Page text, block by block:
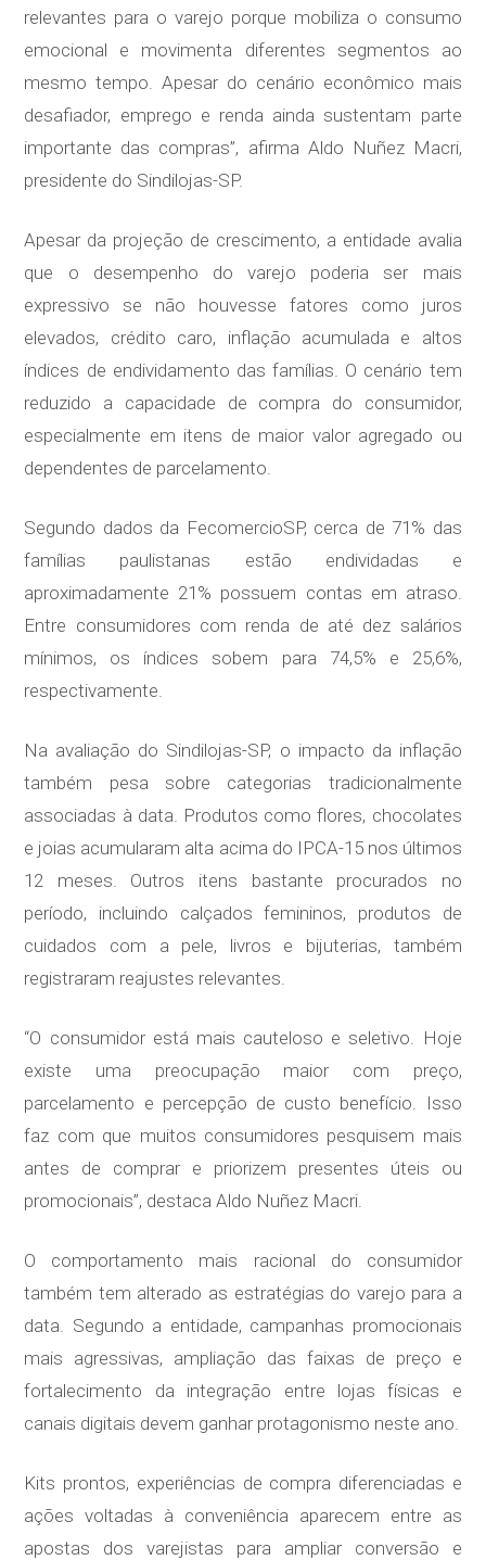
relevantes para o varejo porque mobiliza o consumo
emocional e movimenta diferentes segmentos ao
mesmo tempo. Apesar do cenário econômico mais
desafiador, emprego e renda ainda sustentam parte
importante das compras”, afirma Aldo Nuñez Macri,
presidente do Sindilojas-SP.
Apesar da projeção de crescimento, a entidade avalia
que o desempenho do varejo poderia ser mais
expressivo se não houvesse fatores como juros
elevados, crédito caro, inflação acumulada e altos
índices de endividamento das famílias. O cenário tem
reduzido a capacidade de compra do consumidor,
especialmente em itens de maior valor agregado ou
dependentes de parcelamento.
Segundo dados da FecomercioSP, cerca de 71% das
famílias paulistanas estão endividadas e
aproximadamente 21% possuem contas em atraso.
Entre consumidores com renda de até dez salários
mínimos, os índices sobem para 74,5% e 25,6%,
respectivamente.
Na avaliação do Sindilojas-SP, o impacto da inflação
também pesa sobre categorias tradicionalmente
associadas à data. Produtos como flores, chocolates
e joias acumularam alta acima do IPCA-15 nos últimos
12 meses. Outros itens bastante procurados no
período, incluindo calçados femininos, produtos de
cuidados com a pele, livros e bijuterias, também
registraram reajustes relevantes.
“O consumidor está mais cauteloso e seletivo. Hoje
existe uma preocupação maior com preço,
parcelamento e percepção de custo benefício. Isso
faz com que muitos consumidores pesquisem mais
antes de comprar e priorizem presentes úteis ou
promocionais”, destaca Aldo Nuñez Macri.
O comportamento mais racional do consumidor
também tem alterado as estratégias do varejo para a
data. Segundo a entidade, campanhas promocionais
mais agressivas, ampliação das faixas de preço e
fortalecimento da integração entre lojas físicas e
canais digitais devem ganhar protagonismo neste ano.
Kits prontos, experiências de compra diferenciadas e
ações voltadas à conveniência aparecem entre as
apostas dos varejistas para ampliar conversão e